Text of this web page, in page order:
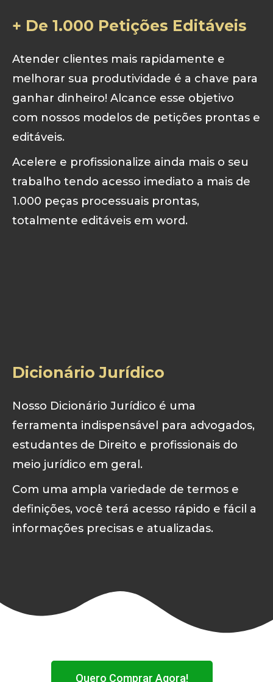
+ De 1.000 Petições Editáveis
Atender clientes mais rapidamente e
melhorar sua produtividade é a chave para
ganhar dinheiro! Alcance esse objetivo
com nossos modelos de petições prontas e
editáveis.
Acelere e profissionalize ainda mais o seu
trabalho tendo acesso imediato a mais de
1.000 peças processuais prontas,
totalmente editáveis em word.
Dicionário Jurídico
Nosso Dicionário Jurídico é uma
ferramenta indispensável para advogados,
estudantes de Direito e profissionais do
meio jurídico em geral.
Com uma ampla variedade de termos e
definições, você terá acesso rápido e fácil a
informações precisas e atualizadas.
Quero Comprar Agora!